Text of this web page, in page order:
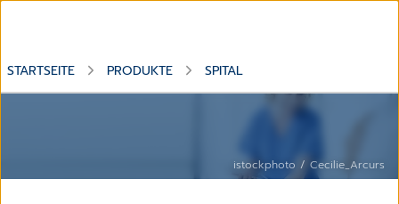
STARTSEITE PRODUKTE SPITAL
istockphoto / Cecilie_Arcurs
Eine lächelnde Person in einem blauen Krankenhauskittel